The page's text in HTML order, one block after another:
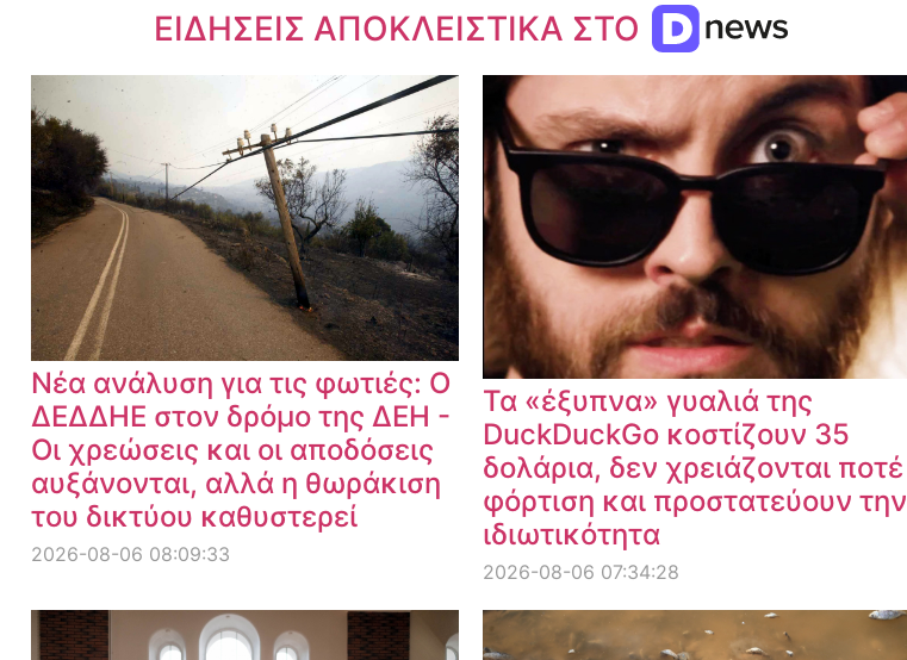
ΕΙΔΗΣΕΙΣ ΑΠΟΚΛΕΙΣΤΙΚΑ ΣΤΟ
Dnews.gr
Νέα ανάλυση για τις φωτιές: Ο
ΔΕΔΔΗΕ στον δρόμο της ΔΕΗ -
Οι χρεώσεις και οι αποδόσεις
αυξάνονται, αλλά η θωράκιση
του δικτύου καθυστερεί
2026-08-06 08:09:33
Τα «έξυπνα» γυαλιά της
DuckDuckGo κοστίζουν 35
δολάρια, δεν χρειάζονται ποτέ
φόρτιση και προστατεύουν την
ιδιωτικότητα
2026-08-06 07:34:28